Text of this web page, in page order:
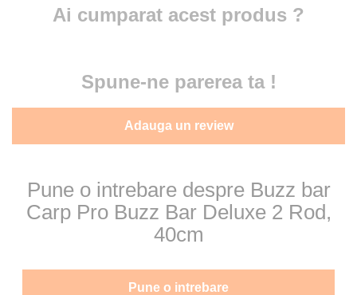
Ai cumparat acest produs ?
Spune-ne parerea ta !
Adauga un review
Pune o intrebare despre Buzz bar
Carp Pro Buzz Bar Deluxe 2 Rod,
40cm
Pune o intrebare